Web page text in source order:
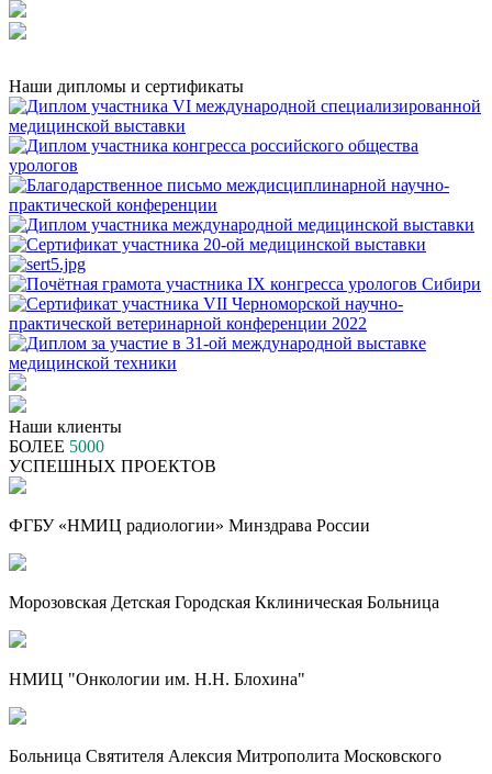
Наши дипломы и сертификаты
Наши клиенты
БОЛЕЕ 5000
УСПЕШНЫХ ПРОЕКТОВ
ФГБУ «НМИЦ радиологии» Минздрава России
Морозовская Детская Городская Кклиническая Больница
НМИЦ "Онкологии им. Н.Н. Блохина"
Больница Святителя Алексия Митрополита Московского